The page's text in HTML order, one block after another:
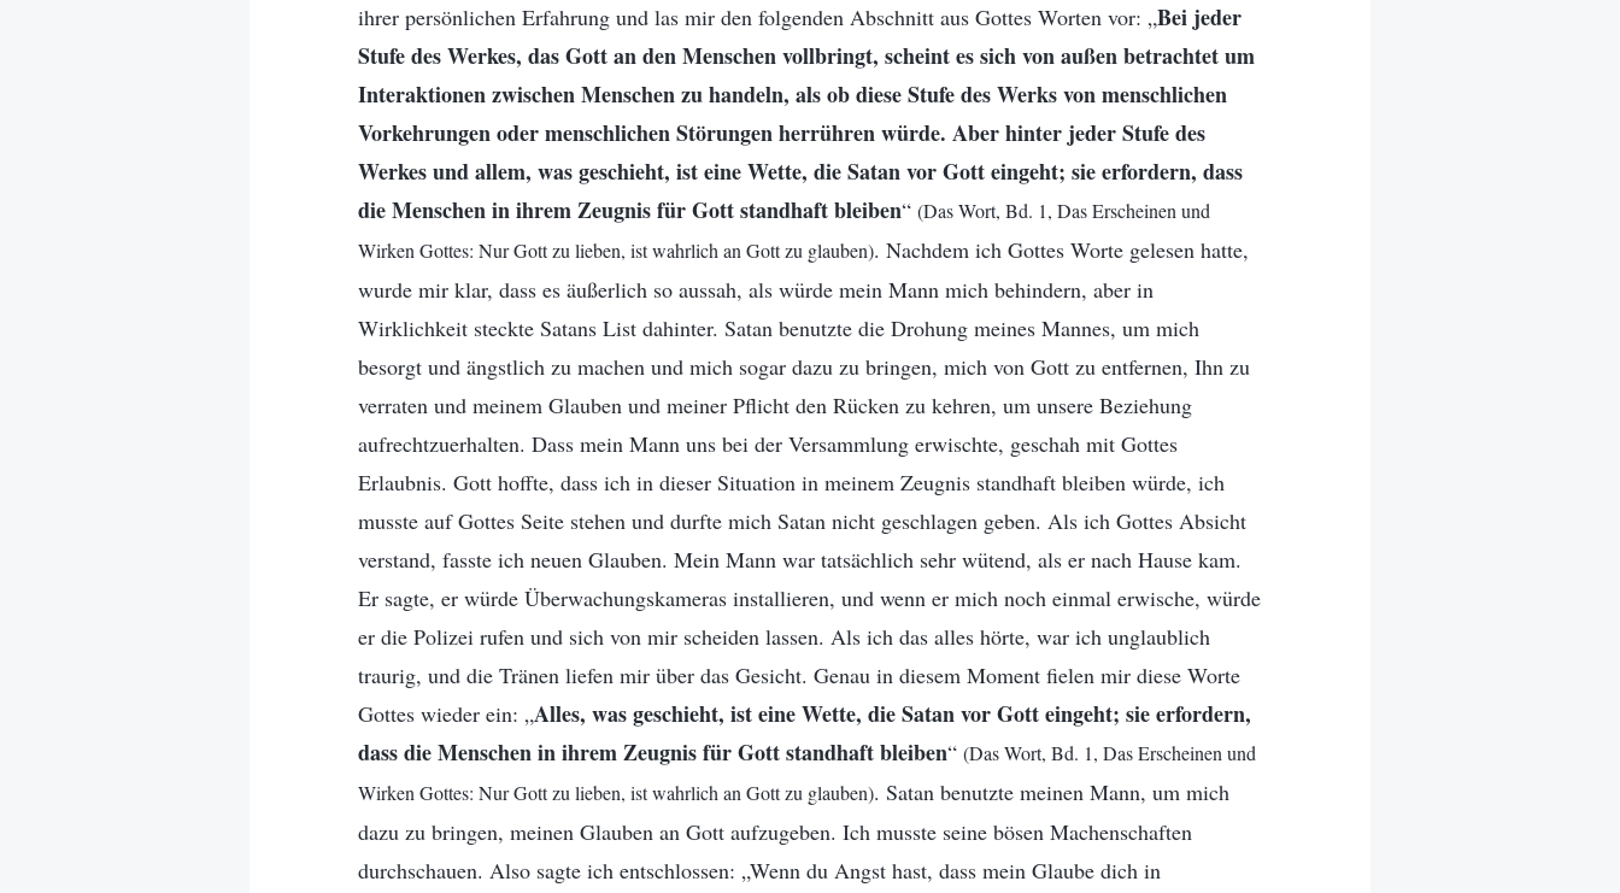
ihrer persönlichen Erfahrung und las mir den folgenden Abschnitt aus Gottes Worten vor: „Bei jeder
Stufe des Werkes, das Gott an den Menschen vollbringt, scheint es sich von außen betrachtet um
Interaktionen zwischen Menschen zu handeln, als ob diese Stufe des Werks von menschlichen
Vorkehrungen oder menschlichen Störungen herrühren würde. Aber hinter jeder Stufe des
Werkes und allem, was geschieht, ist eine Wette, die Satan vor Gott eingeht; sie erfordern, dass
die Menschen in ihrem Zeugnis für Gott standhaft bleiben“ (Das Wort, Bd. 1, Das Erscheinen und
Wirken Gottes: Nur Gott zu lieben, ist wahrlich an Gott zu glauben). Nachdem ich Gottes Worte gelesen hatte,
wurde mir klar, dass es äußerlich so aussah, als würde mein Mann mich behindern, aber in
Wirklichkeit steckte Satans List dahinter. Satan benutzte die Drohung meines Mannes, um mich
besorgt und ängstlich zu machen und mich sogar dazu zu bringen, mich von Gott zu entfernen, Ihn zu
verraten und meinem Glauben und meiner Pflicht den Rücken zu kehren, um unsere Beziehung
aufrechtzuerhalten. Dass mein Mann uns bei der Versammlung erwischte, geschah mit Gottes
Erlaubnis. Gott hoffte, dass ich in dieser Situation in meinem Zeugnis standhaft bleiben würde, ich
musste auf Gottes Seite stehen und durfte mich Satan nicht geschlagen geben. Als ich Gottes Absicht
verstand, fasste ich neuen Glauben. Mein Mann war tatsächlich sehr wütend, als er nach Hause kam.
Er sagte, er würde Überwachungskameras installieren, und wenn er mich noch einmal erwische, würde
er die Polizei rufen und sich von mir scheiden lassen. Als ich das alles hörte, war ich unglaublich
traurig, und die Tränen liefen mir über das Gesicht. Genau in diesem Moment fielen mir diese Worte
Gottes wieder ein: „Alles, was geschieht, ist eine Wette, die Satan vor Gott eingeht; sie erfordern,
dass die Menschen in ihrem Zeugnis für Gott standhaft bleiben“ (Das Wort, Bd. 1, Das Erscheinen und
Wirken Gottes: Nur Gott zu lieben, ist wahrlich an Gott zu glauben). Satan benutzte meinen Mann, um mich
dazu zu bringen, meinen Glauben an Gott aufzugeben. Ich musste seine bösen Machenschaften
durchschauen. Also sagte ich entschlossen: „Wenn du Angst hast, dass mein Glaube dich in